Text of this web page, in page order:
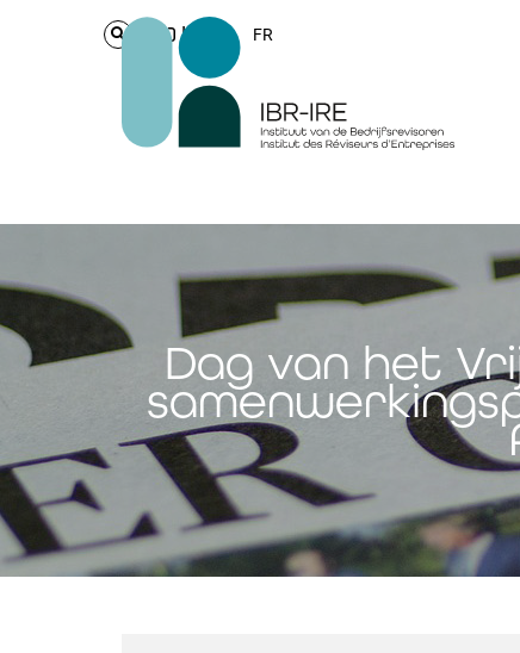
Login FR
Dag van het